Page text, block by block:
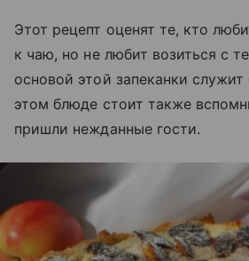
Этот рецепт оценят те, кто
к чаю, но не любит возиться с
основой этой запеканки
этом блюде стоит также
пришли нежданные гости.